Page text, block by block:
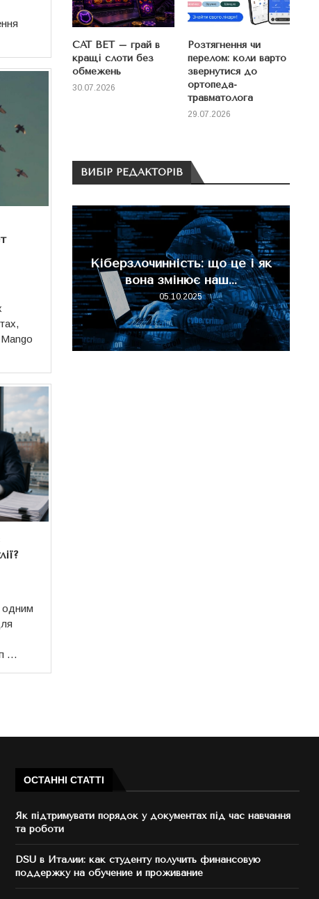
одним
…
CAT BET – грай в
кращі слоти без
обмежень
30.07.2026
Розтягнення чи
перелом: коли варто
звернутися до
ортопеда-
травматолога
29.07.2026
ВИБІР РЕДАКТОРІВ
Кіберзлочинність: що це і як
вона змінює наш...
05.10.2025
ОСТАННІ СТАТТІ
Як підтримувати порядок у документах під час навчання
та роботи
DSU в Италии: как студенту получить финансовую
поддержку на обучение и проживание